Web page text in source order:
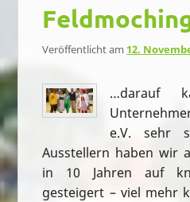
Veröffentlicht am12.
…darauf
e.V. sehr
Ausstellern haben wir
in 10 Jahren auf
gesteigert – viel mehr